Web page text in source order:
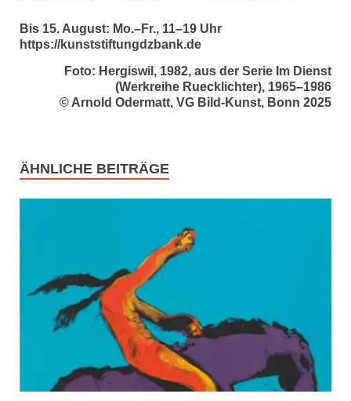
Bis 15. August: Mo.–Fr., 11–19 Uhr
https://kunststiftungdzbank.de
Foto: Hergiswil, 1982, aus der Serie Im Dienst
(Werkreihe Ruecklichter), 1965–1986
© Arnold Odermatt, VG Bild-Kunst, Bonn 2025
ÄHNLICHE BEITRÄGE